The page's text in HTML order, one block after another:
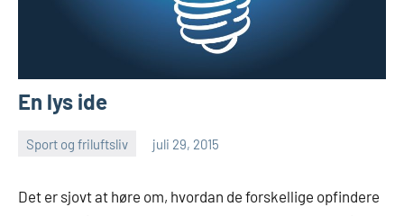
En lys ide
Sport og friluftsliv juli 29, 2015
Esben
Det er sjovt at høre om, hvordan de forskellige opfindere